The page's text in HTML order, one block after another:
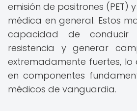
emisión de positrones (PET)
médica en general. Estos
capacidad de conducir
resistencia y generar
extremadamente fuertes, lo
en componentes
médicos de vanguardia.